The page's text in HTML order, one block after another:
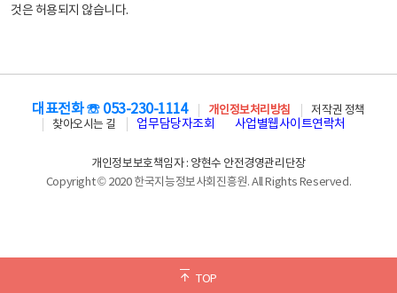
것은 허용되지 않습니다.
TOP
대표전화 ☏ 053-230-1114 개인정보처리방침
저작권 정책
찾아오시는 길
업무담당자조회 사업별웹사이트연락처
개인정보보호책임자 : 양현수 안전경영관리단장
Copyright © 2020 한국지능정보사회진흥원. All Rights Reserved.